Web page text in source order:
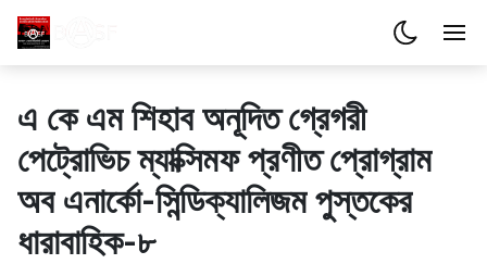
এ কে এম শিহাব অনূদিত গ্রেগরী
পেট্রোভিচ ম্যাক্সিমফ প্রণীত প্রোগ্রাম
অব এনার্কো-সিন্ডিক্যালিজম পুস্তকের
ধারাবাহিক-৮